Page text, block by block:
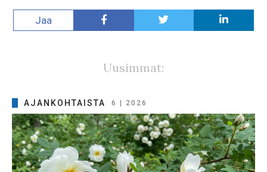
Jaa
Uusimmat:
AJANKOHTAISTA 6 | 2026